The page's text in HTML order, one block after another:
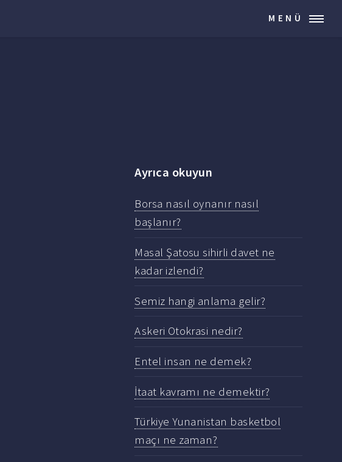
MENÜ
Ayrıca okuyun
Borsa nasıl oynanır nasıl
başlanır?
Masal Şatosu sihirli davet ne
kadar izlendi?
Semiz hangi anlama gelir?
Askeri Otokrasi nedir?
Entel insan ne demek?
İtaat kavramı ne demektir?
Türkiye Yunanistan basketbol
maçı ne zaman?